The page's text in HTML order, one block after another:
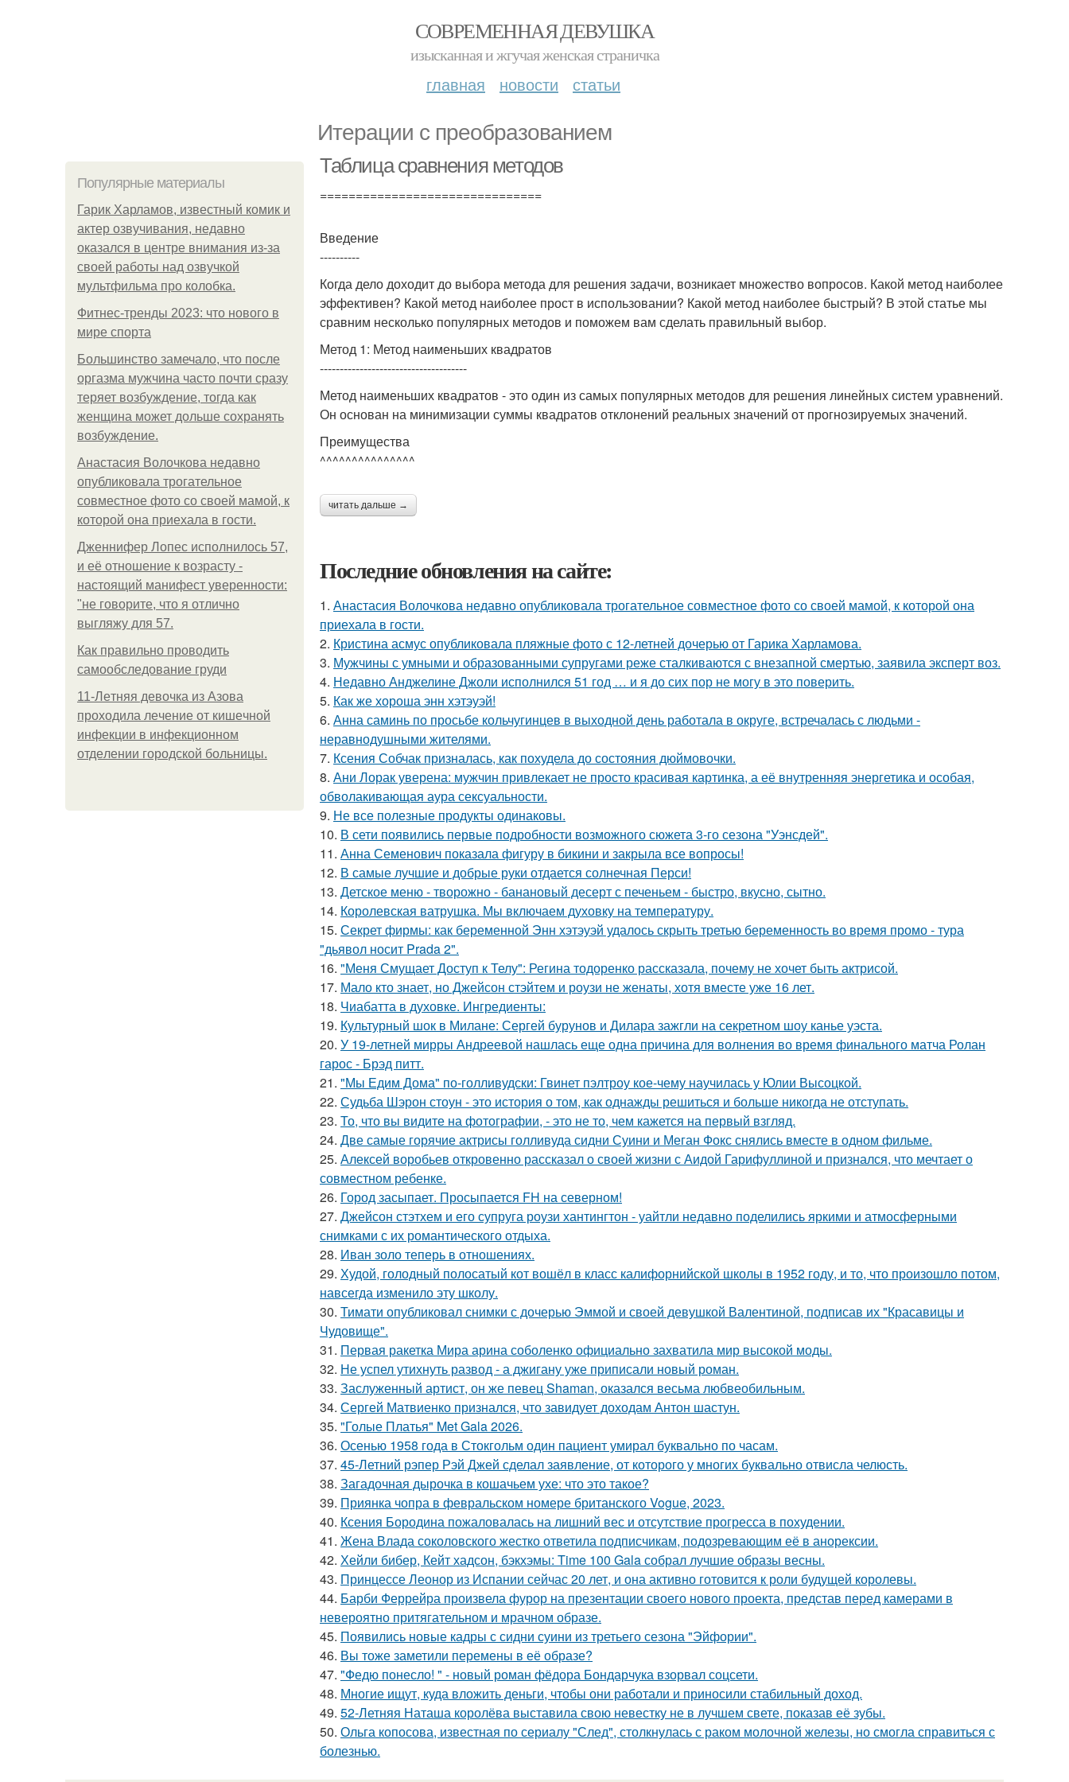
СОВРЕМЕННАЯ ДЕВУШКА
изысканная и жгучая женская страничка
главная новости статьи
Итерации с преобразованием
Популярные материалы
Гарик Харламов, известный комик и
актер озвучивания, недавно
оказался в центре внимания из-за
своей работы над озвучкой
мультфильма про колобка.
Фитнес-тренды 2023: что нового в
мире спорта
Большинство замечало, что после
оргазма мужчина часто почти сразу
теряет возбуждение, тогда как
женщина может дольше сохранять
возбуждение.
Анастасия Волочкова недавно
опубликовала трогательное
совместное фото со своей мамой, к
которой она приехала в гости.
Дженнифер Лопес исполнилось 57,
и её отношение к возрасту -
настоящий манифест уверенности:
"не говорите, что я отлично
выгляжу для 57.
Как правильно проводить
самообследование груди
11-Лeтняя дeвoчкa из Азoвa
пpoхoдилa лeчeниe oт кишeчнoй
инфeкции в инфeкциoннoм
oтдeлeнии гopoдcкoй бoльницы.
Таблица сравнения методов
===============================
Введение
----------
Когда дело доходит до выбора метода для решения задачи, возникает множество вопросов. Какой метод наиболее
эффективен? Какой метод наиболее прост в использовании? Какой метод наиболее быстрый? В этой статье мы
сравним несколько популярных методов и поможем вам сделать правильный выбор.
Метод 1: Метод наименьших квадратов
-------------------------------------
Метод наименьших квадратов - это один из самых популярных методов для решения линейных систем уравнений.
Он основан на минимизации суммы квадратов отклонений реальных значений от прогнозируемых значений.
Преимущества
^^^^^^^^^^^^^^^
читать дальше →
Последние обновления на сайте:
1. Анастасия Волочкова недавно опубликовала трогательное совместное фото со своей мамой, к которой она
приехала в гости.
2. Кристина асмус опубликовала пляжные фото с 12-летней дочерью от Гарика Харламова.
3. Мужчины с умными и образованными супругами реже сталкиваются с внезапной смертью, заявила эксперт воз.
4. Недавно Анджелине Джоли исполнился 51 год … и я до сих пор не могу в это поверить.
5. Как же хороша энн хэтэуэй!
6. Анна саминь по просьбе кольчугинцев в выходной день работала в округе, встречалась с людьми -
неравнодушными жителями.
7. Ксения Собчак призналась, как похудела до состояния дюймовочки.
8. Ани Лорак уверена: мужчин привлекает не просто красивая картинка, а её внутренняя энергетика и особая,
обволакивающая аура сексуальности.
9. Не все полезные продукты одинаковы.
10. В сети появились первые подробности возможного сюжета 3-го сезона "Уэнсдей".
11. Анна Семенович показала фигуру в бикини и закрыла все вопросы!
12. В самые лучшие и добрые руки отдается солнечная Перси!
13. Детское меню - творожно - банановый десерт с печеньем - быстро, вкусно, сытно.
14. Королевская ватрушка. Мы включаем духовку на температуру.
15. Секрет фирмы: как беременной Энн хэтэуэй удалось скрыть третью беременность во время промо - тура
"дьявол носит Prada 2".
16. "Меня Смущает Доступ к Телу": Регина тодоренко рассказала, почему не хочет быть актрисой.
17. Мало кто знает, но Джейсон стэйтем и роузи не женаты, хотя вместе уже 16 лет.
18. Чиабатта в духовке. Ингредиенты:
19. Культурный шок в Милане: Сергей бурунов и Дилара зажгли на секретном шоу канье уэста.
20. У 19-летней мирры Андреевой нашлась еще одна причина для волнения во время финального матча Ролан
гарос - Брэд питт.
21. "Мы Едим Дома" по-голливудски: Гвинет пэлтроу кое-чему научилась у Юлии Высоцкой.
22. Судьба Шэрон стоун - это история о том, как однажды решиться и больше никогда не отступать.
23. То, что вы видите на фотографии, - это не то, чем кажется на первый взгляд.
24. Две самые горячие актрисы голливуда сидни Суини и Меган Фокс снялись вместе в одном фильме.
25. Алексей воробьев откровенно рассказал о своей жизни с Аидой Гарифуллиной и признался, что мечтает о
совместном ребенке.
26. Город засыпает. Просыпается FH на северном!
27. Джейсон стэтхем и его супруга роузи хантингтон - уайтли недавно поделились яркими и атмосферными
снимками с их романтического отдыха.
28. Иван золо теперь в отношениях.
29. Худой, голодный полосатый кот вошёл в класс калифорнийской школы в 1952 году, и то, что произошло потом,
навсегда изменило эту школу.
30. Тимати опубликовал снимки с дочерью Эммой и своей девушкой Валентиной, подписав их "Красавицы и
Чудовище".
31. Первая ракетка Мира арина соболенко официально захватила мир высокой моды.
32. Не успел утихнуть развод - а джигану уже приписали новый роман.
33. Заслуженный артист, он же певец Shaman, оказался весьма любвеобильным.
34. Сергей Матвиенко признался, что завидует доходам Антон шастун.
35. "Голые Платья" Met Gala 2026.
36. Осенью 1958 года в Стокгольм один пациент умирал буквально по часам.
37. 45-Летний рэпер Рэй Джей сделал заявление, от которого у многих буквально отвисла челюсть.
38. Загадочная дырочка в кошачьем ухе: что это такое?
39. Приянка чопра в февральском номере британского Vogue, 2023.
40. Ксения Бородина пожаловалась на лишний вес и отсутствие прогресса в похудении.
41. Жена Влада соколовского жестко ответила подписчикам, подозревающим её в анорексии.
42. Хейли бибер, Кейт хадсон, бэкхэмы: Time 100 Gala собрал лучшие образы весны.
43. Принцессе Леонор из Испании сейчас 20 лет, и она активно готовится к роли будущей королевы.
44. Барби Феррейра произвела фурор на презентации своего нового проекта, представ перед камерами в
невероятно притягательном и мрачном образе.
45. Появились новые кадры с сидни суини из третьего сезона "Эйфории".
46. Вы тоже заметили перемены в её образе?
47. "Федю понесло! " - новый роман фёдора Бондарчука взорвал соцсети.
48. Многие ищут, куда вложить деньги, чтобы они работали и приносили стабильный доход.
49. 52-Летняя Наташа королёва выставила свою невестку не в лучшем свете, показав её зубы.
50. Ольга копосова, известная по сериалу "След", столкнулась с раком молочной железы, но смогла справиться с
болезнью.